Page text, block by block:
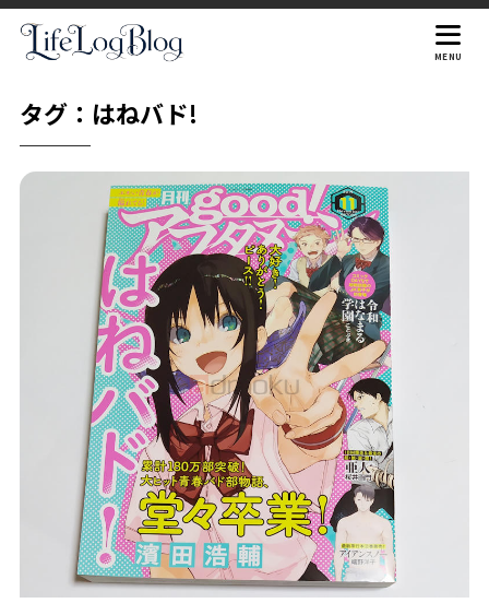
MENU
タグ：はねバド!